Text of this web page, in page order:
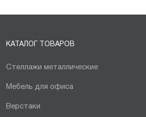
КАТАЛОГ ТОВАРОВ
Стеллажи металлические
Мебель для офиса
Верстаки